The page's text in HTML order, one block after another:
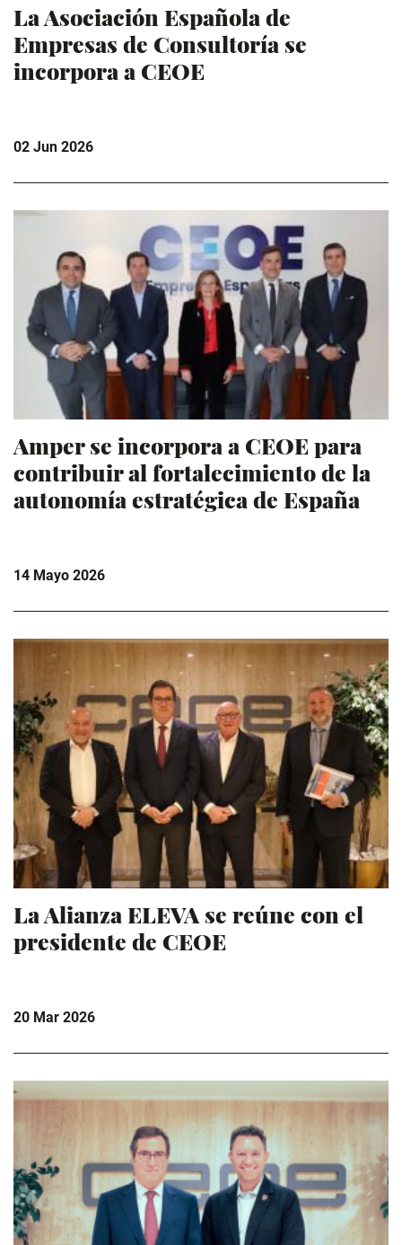
La Asociación Española de
Empresas de Consultoría se
incorpora a CEOE
02 Jun 2026
Amper se incorpora a CEOE para
contribuir al fortalecimiento de la
autonomía estratégica de España
14 Mayo 2026
La Alianza ELEVA se reúne con el
presidente de CEOE
20 Mar 2026